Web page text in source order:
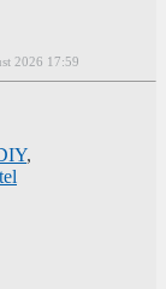
2026 17:59
,